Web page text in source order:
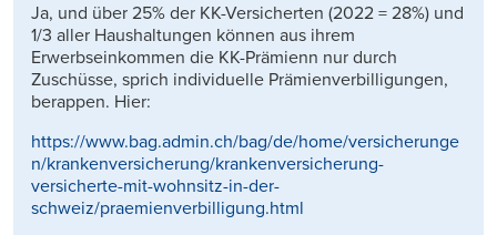
Ja, und über 25% der KK-Versicherten (2022 = 28%) und
1/3 aller Haushaltungen können aus ihrem
Erwerbseinkommen die KK-Prämienn nur durch
Zuschüsse, sprich individuelle Prämienverbilligungen,
berappen. Hier:
https://www.bag.admin.ch/bag/de/home/versicherunge
n/krankenversicherung/krankenversicherung-
versicherte-mit-wohnsitz-in-der-
schweiz/praemienverbilligung.html